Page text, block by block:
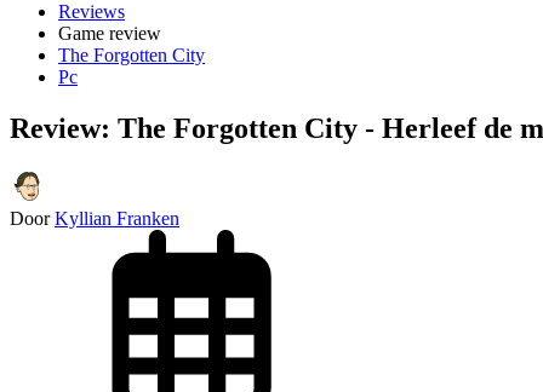
Reviews
Game review
The Forgotten City
Pc
Review: The Forgotten City - Herleef de
Door Kyllian Franken